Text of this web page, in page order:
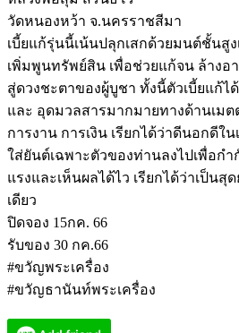
วัดหนองหว้า จ.นครราชสีมา
เบี้ยแก้รุ่นนี้เน้นปลุกเสกด้วยมนต์ชั้นสูง
เพิ่มพูนทรัพย์สิน เพื่อช่วยแก้จน ล้างอ
สู่ดวงชะตาของผู้บูชา ทั้งนี้ตัวเบี้ยแก้ไ
และ อุดมวลสารมากมายทางด้านเมต
การงาน การเงิน เรียกได้ว่าดีนอกดี
ใส่ยันต์เฉพาะตัวของท่านลงไปเพื่อก
แรงและเห็นผลได้ไว เรียกได้ว่าเป็น
เดียว
ปิดจอง 15กค. 66
รับของ 30 กค.66
#ขวัญพระเครื่อง
#ขวัญธานันท์พระเครื่อง